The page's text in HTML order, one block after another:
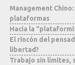
Management
plataformas
Hacia la
El rincón del
libertad?
Trabajo sin límites,